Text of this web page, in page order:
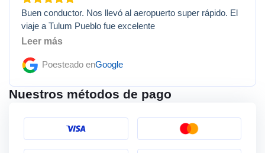
Buen conductor. Nos llevó al aeropuerto super rápido. El
viaje a Tulum Pueblo fue excelente
Leer más
Poesteado enGoogle
Nuestros métodos de pago